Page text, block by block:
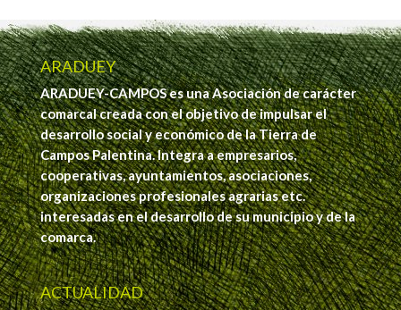
ARADUEY
ARADUEY-CAMPOS es una Asociación de carácter
comarcal creada con el objetivo de impulsar el
desarrollo social y económico de la Tierra de
Campos Palentina. Integra a empresarios,
cooperativas, ayuntamientos, asociaciones,
organizaciones profesionales agrarias etc.
interesadas en el desarrollo de su municipio y de la
comarca.
ACTUALIDAD